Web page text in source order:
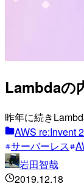
Lambdaの
昨年に続き
AWS re:Invent
サーバーレス
岩田智哉
2019.12.18